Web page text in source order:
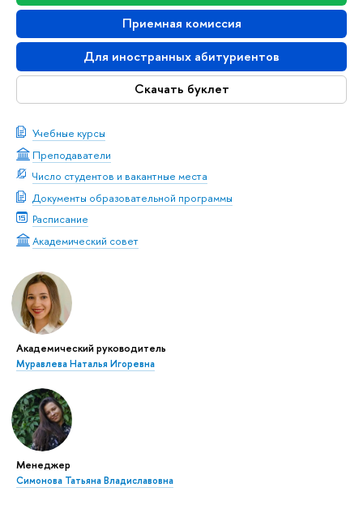
Приемная комиссия
Для иностранных абитуриентов
Скачать буклет
Учебные курсы
Преподаватели
Число студентов и вакантные места
Документы образовательной программы
Расписание
Академический совет
Академический руководитель
Муравлева Наталья Игоревна
Менеджер
Симонова Татьяна Владиславовна